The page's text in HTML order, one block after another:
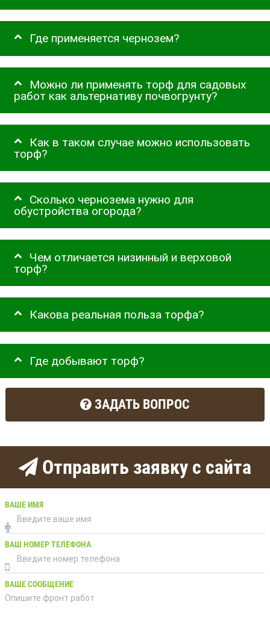
Где применяется чернозем?
Можно ли применять торф для садовых
работ как альтернативу почвогрунту?
Как в таком случае можно использовать
торф?
Сколько чернозема нужно для
обустройства огорода?
Чем отличается низинный и верховой
торф?
Какова реальная польза торфа?
Где добывают торф?
ЗАДАТЬ ВОПРОС
Отправить заявку с сайта
ВАШЕ ИМЯ
ВАШ НОМЕР ТЕЛЕФОНА
ВАШЕ СООБЩЕНИЕ